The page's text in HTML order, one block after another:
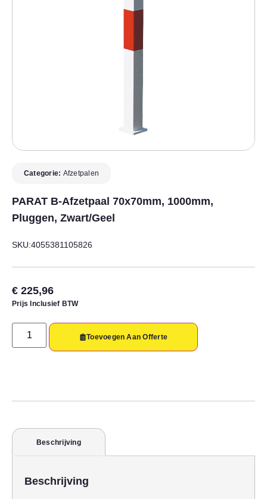
Categorie: Afzetpalen
PARAT B-Afzetpaal 70x70mm, 1000mm,
Pluggen, Zwart/geel
SKU:4055381105826
€ 225,96
Prijs Inclusief BTW
Toevoegen Aan Offerte
Beschrijving
Beschrijving